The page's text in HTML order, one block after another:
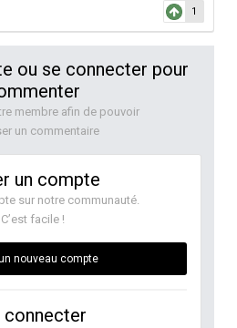
1
ou se connecter pour
membre afin de pouvoir
un commentaire
un compte
sur notre communauté.
C’est facile !
nouveau compte
connecter